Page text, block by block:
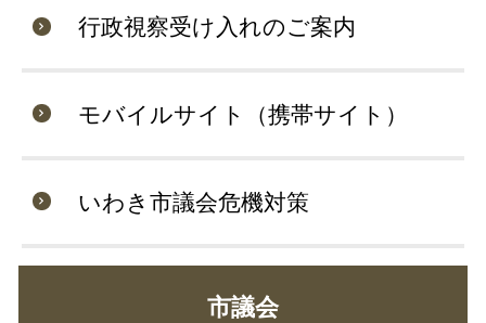
行政視察受け入れのご案内
モバイルサイト（携帯サイト）
いわき市議会危機対策
市議会